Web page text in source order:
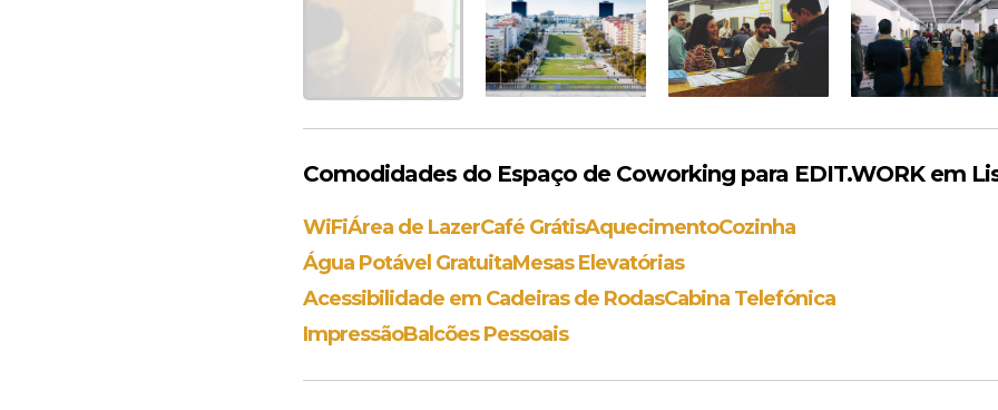
Comodidades do Espaço de Coworking para EDIT.WORK em
WiFiÁrea de LazerCafé GrátisAquecimentoCozinha
Água Potável GratuitaMesas Elevatórias
Acessibilidade em Cadeiras de RodasCabina Telefónica
ImpressãoBalcões Pessoais